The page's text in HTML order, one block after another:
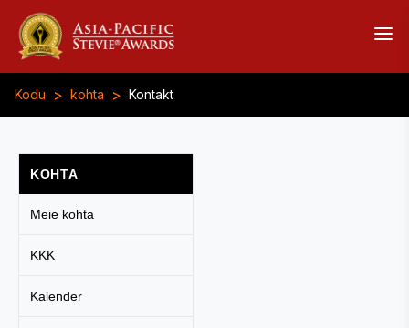
Kodu > kohta > Kontakt
KOHTA
Meie kohta
KKK
Kalender